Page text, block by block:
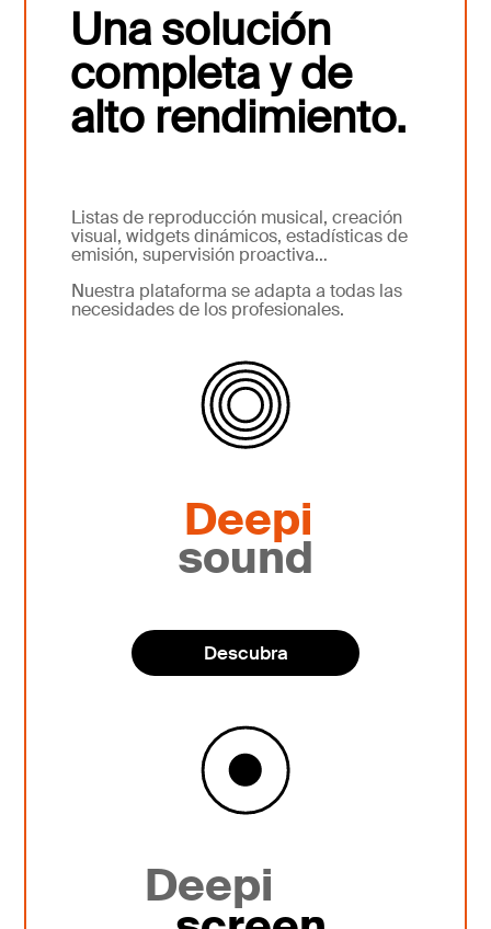
Una solución
completa y de
alto rendimiento.
Listas de reproducción musical, creación
visual, widgets dinámicos, estadísticas de
emisión, supervisión proactiva…
Nuestra plataforma se adapta a todas las
necesidades de los profesionales.
Deepi
sound
Descubra
Deepi